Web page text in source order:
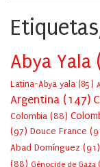
Abya Yala
Latina-Abya yala (85)
Argentina (147)
Colombia (88)
(97) Douce France
Abad Domínguez (91)
(88) Génocide de Gaza